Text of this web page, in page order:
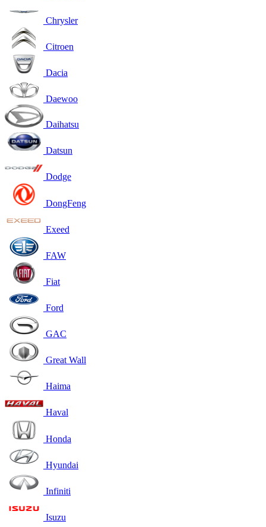
Chrysler
Citroen
Dacia
Daewoo
Daihatsu
Datsun
Dodge
DongFeng
Exeed
FAW
Fiat
Ford
GAC
Great Wall
Haima
Haval
Honda
Hyundai
Infiniti
Isuzu